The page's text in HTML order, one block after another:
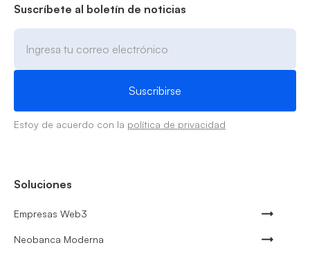
Suscríbete al boletín de noticias
Estoy de acuerdo con la política de privacidad
Soluciones
Empresas Web3
Neobanca Moderna